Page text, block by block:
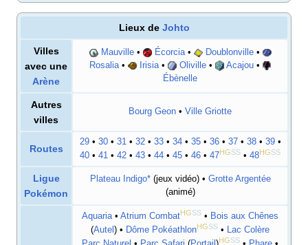
Lieux de Johto
Villes
avec une
Arène
Mauville• Écorcia• Doublonville•
Rosalia• Irisia• Oliville • Acajou •
Ébènelle
Autres
villes
Bourg Geon • Ville Griotte
Routes
29• 30• 31• 32• 33• 34• 35• 36• 37• 38• 39•
40 • 41 • 42 • 43 • 44 • 45 • 46 • 47HGSS • 48HGSS
Ligue
Pokémon
Plateau Indigo*(jeux vidéo) • Grotte Argentée
(animé)
Aquaria• Atrium CombatHGSS • Bois aux Chênes
(Autel ) • Dôme PokéathlonHGSS • Lac Colère
HGSS